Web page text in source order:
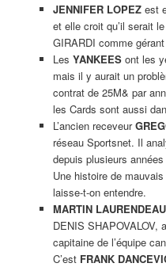
JENNIFER LOPEZest
et elle croit qu’il serait
GIRARDI comme
Les YANKEES ont les
mais il y aurait un
contrat de 25M& par
les Cards sont aussi
L’ancien receveur
réseau Sportsnet. Il
depuis plusieurs
Une histoire de
laisse-t-on entendre.
MARTIN LAURENDEAU
DENIS SHAPOVALOV,
capitaine de l’équipe
C’est FRANK